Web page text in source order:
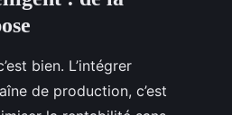
bien. L’intégrer
de production, c’est